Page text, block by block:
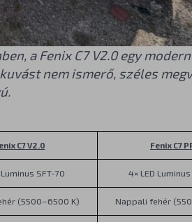
a Fenix C7 V2.0 egy
nem ismerő, széles
C7 V2.0 Fenix C7
Luminus SFT-70 4× LED
(5500–6500 K) Nappali fehér